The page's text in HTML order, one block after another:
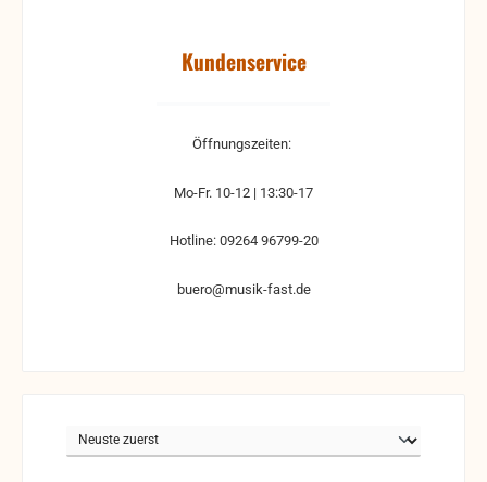
Kundenservice
Öffnungszeiten:
Mo-Fr. 10-12 | 13:30-17
Hotline: 09264 96799-20
buero@musik-fast.de